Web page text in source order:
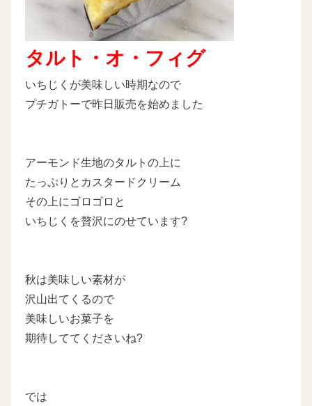
タルト・オ・フィグ
いちじくが美味しい時期なので
プチガトーで昨日販売を始めました
アーモンド生地のタルトの上に
たっぷりとカスタードクリーム
その上にゴロゴロと
いちじくを贅沢にのせています?
秋は美味しい素材が
沢山出てくるので
美味しいお菓子を
期待しててくださいね?
では